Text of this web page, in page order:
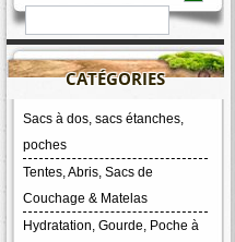
CATÉGORIES
Sacs à dos, sacs étanches,
poches
Tentes, Abris, Sacs de
Couchage & Matelas
Hydratation, Gourde, Poche à